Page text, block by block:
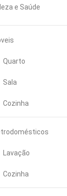
e Saúde
Quarto
Sala
Cozinha
Lavação
Cozinha